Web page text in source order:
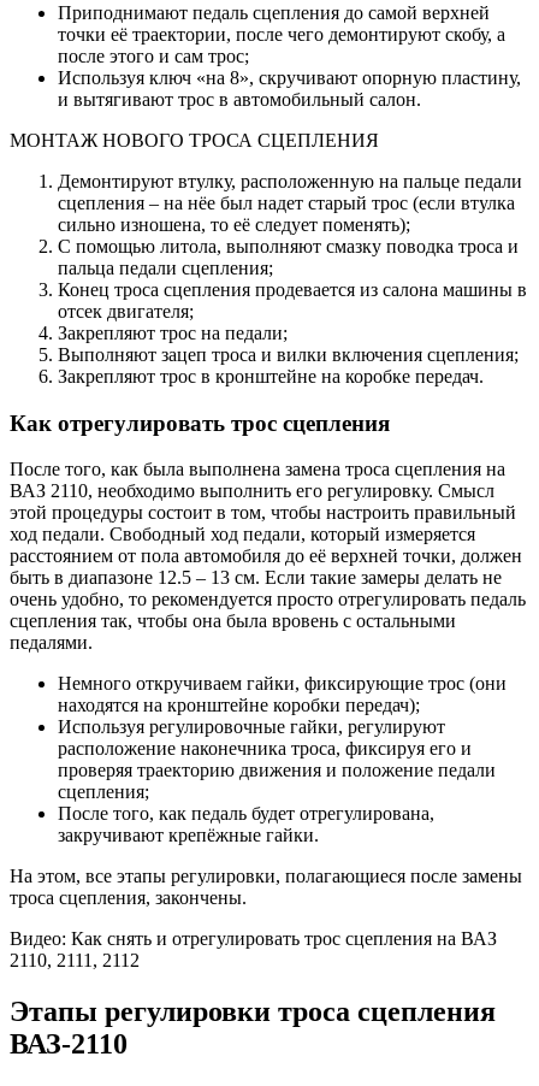
Приподнимают педаль сцепления до самой верхней
точки её траектории, после чего демонтируют скобу, а
после этого и сам трос;
Используя ключ «на 8», скручивают опорную пластину,
и вытягивают трос в автомобильный салон.
МОНТАЖ НОВОГО ТРОСА СЦЕПЛЕНИЯ
Демонтируют втулку, расположенную на пальце педали
сцепления – на нёе был надет старый трос (если втулка
сильно изношена, то её следует поменять);
С помощью литола, выполняют смазку поводка троса и
пальца педали сцепления;
Конец троса сцепления продевается из салона машины в
отсек двигателя;
Закрепляют трос на педали;
Выполняют зацеп троса и вилки включения сцепления;
Закрепляют трос в кронштейне на коробке передач.
Как отрегулировать трос сцепления
После того, как была выполнена замена троса сцепления на
ВАЗ 2110, необходимо выполнить его регулировку. Смысл
этой процедуры состоит в том, чтобы настроить правильный
ход педали. Свободный ход педали, который измеряется
расстоянием от пола автомобиля до её верхней точки, должен
быть в диапазоне 12.5 – 13 см. Если такие замеры делать не
очень удобно, то рекомендуется просто отрегулировать педаль
сцепления так, чтобы она была вровень с остальными
педалями.
Немного откручиваем гайки, фиксирующие трос (они
находятся на кронштейне коробки передач);
Используя регулировочные гайки, регулируют
расположение наконечника троса, фиксируя его и
проверяя траекторию движения и положение педали
сцепления;
После того, как педаль будет отрегулирована,
закручивают крепёжные гайки.
На этом, все этапы регулировки, полагающиеся после замены
троса сцепления, закончены.
Видео: Как снять и отрегулировать трос сцепления на ВАЗ
2110, 2111, 2112
Этапы регулировки троса сцепления
ВАЗ-2110